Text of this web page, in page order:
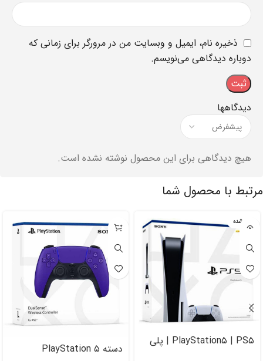
دیدگاهها
هیچ دیدگاهی برای این محصول نوشته نشده است.
ذخیره نام، ایمیل و وبسایت من در مرورگر برای زمانی که
دوباره دیدگاهی می‌نویسم.
مرتبط با محصول شما
تمام شده
PlayStation۵ | PS۵ | پلی
دسته PlayStation ۵